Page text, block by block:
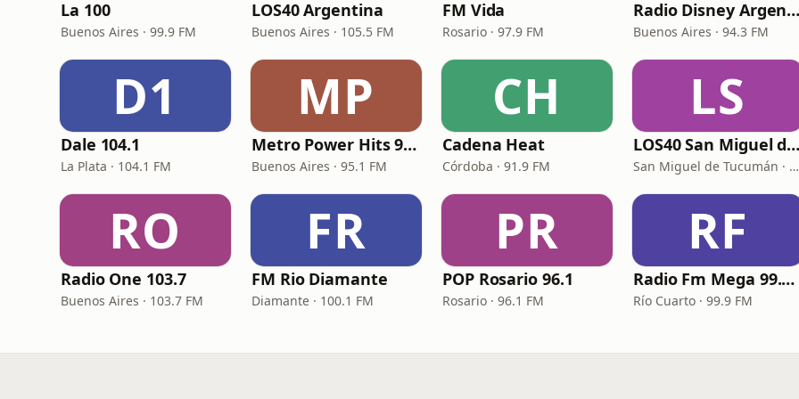
La 100
Buenos Aires · 99.9 FM
LOS40 Argentina
Buenos Aires · 105.5 FM
FM Vida
Rosario · 97.9 FM
Radio Disney Argentina
Buenos Aires · 94.3 FM
D1
Dale 104.1
La Plata · 104.1 FM
MP
Metro Power Hits 95.1
Buenos Aires · 95.1 FM
CH
Cadena Heat
Córdoba · 91.9 FM
LS
LOS40 San Miguel de Tucumán
San Miguel de Tucumán · 96.1 FM
RO
Radio One 103.7
Buenos Aires · 103.7 FM
FR
FM Rio Diamante
Diamante · 100.1 FM
PR
POP Rosario 96.1
Rosario · 96.1 FM
RF
Radio Fm Mega 99.9 Rio Cuarto
Río Cuarto · 99.9 FM